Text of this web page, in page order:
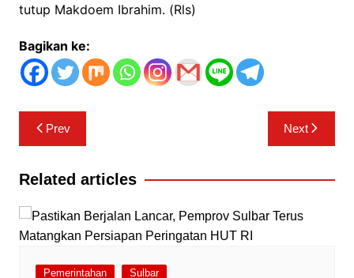
tutup Makdoem Ibrahim. (Rls)
Bagikan ke:
Navigasi
pos
Prev Next
Related articles
Pemerintahan Sulbar